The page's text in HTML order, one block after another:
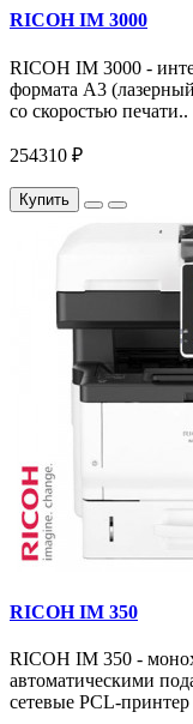
RICOH IM 3000
RICOH IM 3000 -
формата А3
со скоростью печати..
254310 ₽
Купить
RICOH IM 350
RICOH IM 350 -
автоматическими
сетевые PCL-